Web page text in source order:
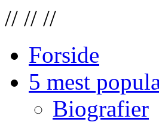
// // //
Forside
5 mest
Biografier